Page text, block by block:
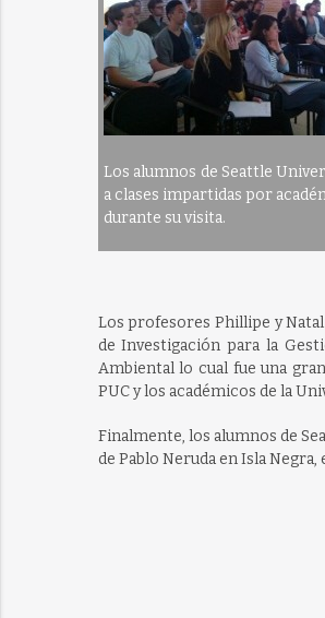
Los alumnos de Seattle
a clases impartidas por
durante su visita.
Los profesores Phillipe y
de Investigación para la
Ambiental lo cual fue una
PUC y los académicos de la
Finalmente, los alumnos de
de Pablo Neruda en Isla